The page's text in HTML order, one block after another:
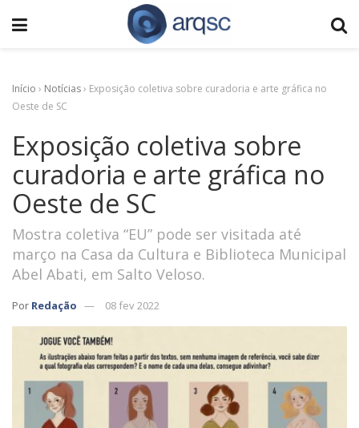
Início › Notícias› Exposição coletiva sobre curadoria e arte gráfica no
Oeste de SC
Exposição coletiva sobre
curadoria e arte gráfica no
Oeste de SC
Mostra coletiva “EU” pode ser visitada até
março na Casa da Cultura e Biblioteca Municipal
Abel Abati, em Salto Veloso.
Por Redação 08 fev 2022